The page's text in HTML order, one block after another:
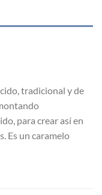
tradicional y de
para crear así en
Es un caramelo